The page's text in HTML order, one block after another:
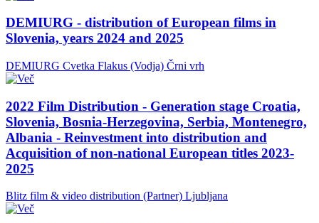
DEMIURG - distribution of European films in
Slovenia, years 2024 and 2025
DEMIURG Cvetka Flakus (Vodja) Črni vrh
2022 Film Distribution - Generation stage Croatia,
Slovenia, Bosnia-Herzegovina, Serbia, Montenegro,
Albania - Reinvestment into distribution and
Acquisition of non-national European titles 2023-
2025
Blitz film & video distribution (Partner) Ljubljana